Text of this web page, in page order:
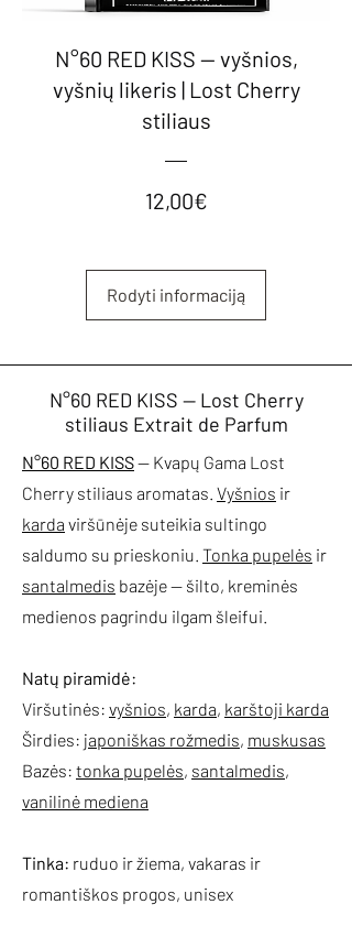
N°60 RED KISS — vyšnios,
vyšnių likeris | Lost Cherry
stiliaus
12,00€Kaina
Rodyti informaciją
N°60 RED KISS — Lost Cherry
stiliaus Extrait de Parfum
N°60 RED KISS— Kvapų Gama Lost
Cherry stiliaus aromatas. Vyšnios ir
karda viršūnėje suteikia sultingo
saldumo su prieskoniu. Tonka pupelės ir
santalmedis bazėje — šilto, kreminės
medienos pagrindu ilgam šleifui.
Natų piramidė:
Viršutinės: vyšnios, karda, karštoji karda
Širdies: japoniškas rožmedis, muskusas
Bazės: tonka pupelės, santalmedis,
vanilinė mediena
Tinka: ruduo ir žiema, vakaras ir
romantiškos progos, unisex